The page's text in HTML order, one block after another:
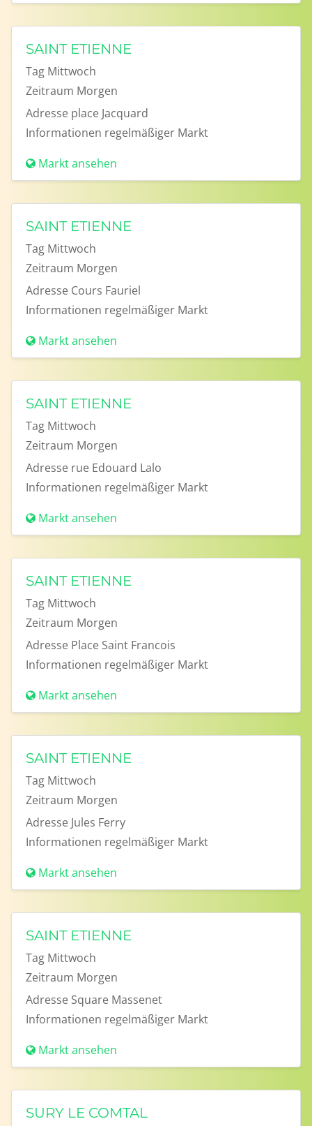
SAINT ETIENNE
Tag Mittwoch
Zeitraum Morgen
Adresse place Jacquard
Informationen regelmäßiger Markt
Markt ansehen
SAINT ETIENNE
Tag Mittwoch
Zeitraum Morgen
Adresse Cours Fauriel
Informationen regelmäßiger Markt
Markt ansehen
SAINT ETIENNE
Tag Mittwoch
Zeitraum Morgen
Adresse rue Edouard Lalo
Informationen regelmäßiger Markt
Markt ansehen
SAINT ETIENNE
Tag Mittwoch
Zeitraum Morgen
Adresse Place Saint Francois
Informationen regelmäßiger Markt
Markt ansehen
SAINT ETIENNE
Tag Mittwoch
Zeitraum Morgen
Adresse Jules Ferry
Informationen regelmäßiger Markt
Markt ansehen
SAINT ETIENNE
Tag Mittwoch
Zeitraum Morgen
Adresse Square Massenet
Informationen regelmäßiger Markt
Markt ansehen
SURY LE COMTAL